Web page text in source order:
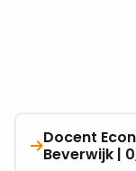
Docent
Beverwijk |
Bekijk
vacature